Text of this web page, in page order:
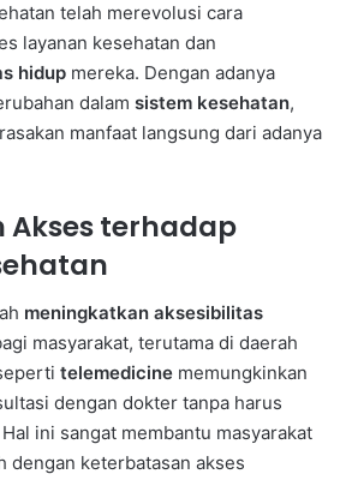
telah merevolusi cara
layanan kesehatan dan
hidup mereka. Dengan adanya
dalam sistem kesehatan,
manfaat langsung dari adanya
Akses terhadap
meningkatkan aksesibilitas
masyarakat, terutama di daerah
telemedicine memungkinkan
dengan dokter tanpa harus
ini sangat membantu masyarakat
dengan keterbatasan akses